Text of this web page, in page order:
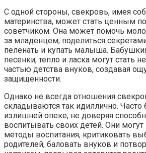
С одной стороны, свекровь, имея
материнства, может стать ценным
советчиком.​ Она может помочь
за младенцем, поделиться
пеленать и купать малыша.​
песенки, тепло и ласка могут стать
частью детства внуков, создавая
защищенности.​
Однако не всегда отношения
складываются так идиллично.​
излишней опеке, не доверяя
воспитывать своих детей.​ Они
методы воспитания, критиковать
родителей, баловать внуков и